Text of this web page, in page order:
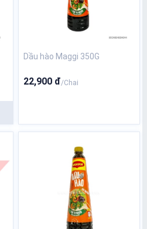
Dầu hào Maggi 350G
22,900 đ/Chai